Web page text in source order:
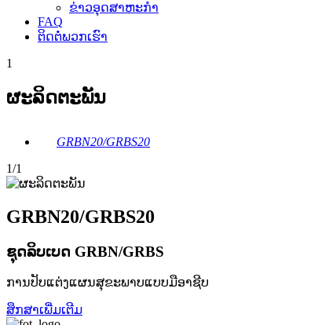
ຂ່າວອຸດສາຫະກໍາ
FAQ
ຕິດ​ຕໍ່​ພວກ​ເຮົາ
1
ຜະ​ລິດ​ຕະ​ພັນ
GRBN20/GRBS20
1/1
GRBN20/GRBS20
ຊຸດລິບເບດ GRBN/GRBS
ການປັບແຕ່ງແຜນສຸຂະພາບແບບມືອາຊີບ
ສຶກສາເພີ່ມເຕີມ